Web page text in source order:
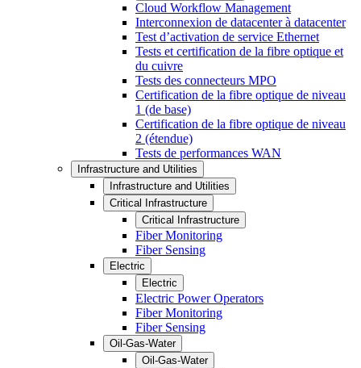
Cloud Workflow Management
Interconnexion de datacenter à datacenter
Test d’activation de service Ethernet
Tests et certification de la fibre optique et
du cuivre
Tests des connecteurs MPO
Certification de la fibre optique de niveau
1 (de base)
Certification de la fibre optique de niveau
2 (étendue)
Tests de performances WAN
Infrastructure and Utilities
Infrastructure and Utilities
Critical Infrastructure
Critical Infrastructure
Fiber Monitoring
Fiber Sensing
Electric
Electric
Electric Power Operators
Fiber Monitoring
Fiber Sensing
Oil-Gas-Water
Oil-Gas-Water